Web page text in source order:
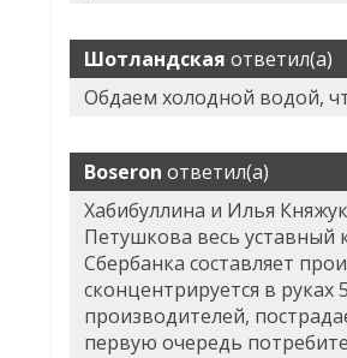
Шотландская ответил(а)
Обдаем холодной водой,
Boseron ответил(а)
Хабибуллина и Илья
Петушкова весь уставный
Сбербанка составляет
сконцентрируется в
производителей,
первую очередь